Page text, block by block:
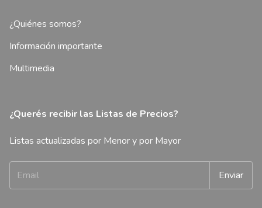
¿Quiénes somos?
Información importante
Multimedia
¿Querés recibir las Listas de Precios?
Listas actualizadas por Menor y por Mayor